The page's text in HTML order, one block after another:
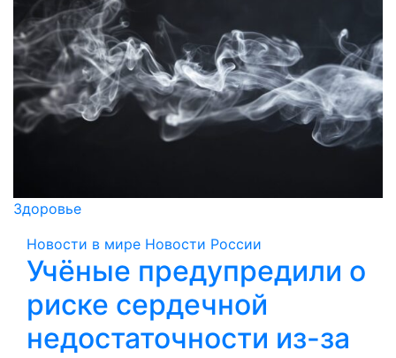
Здоровье
Новости в мире Новости России
Учёные предупредили о
риске сердечной
недостаточности из-за